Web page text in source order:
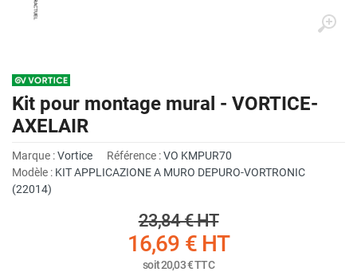
Kit pour montage mural - VORTICE-
AXELAIR
Marque :Vortice Référence :VO KMPUR70
Modèle : KIT APPLICAZIONE A MURO DEPURO-VORTRONIC
(22014)
23,84 €HT
16,69 €HT
soit20,03 €TTC